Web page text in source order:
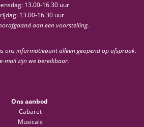
13.00-16.30 uur
13.00-16.30 uur
aan een voorstelling.
ons informatiepunt alleen geopend op afspraak.
mail zijn we bereikbaar.
Ons aanbod
Cabaret
Musicals